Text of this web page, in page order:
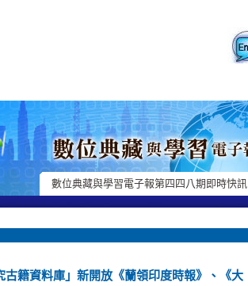
數位典藏與學習電子報第四四八期即時快訊
古籍資料庫」新開放《蘭領印度時報》、《大